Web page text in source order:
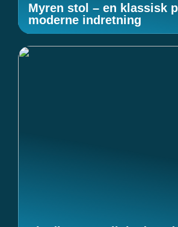
Myren stol – en klassisk
moderne indretning